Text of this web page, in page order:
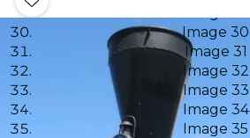
Image 30
Image 31
Image 32
Image 33
Image 34
Image 35